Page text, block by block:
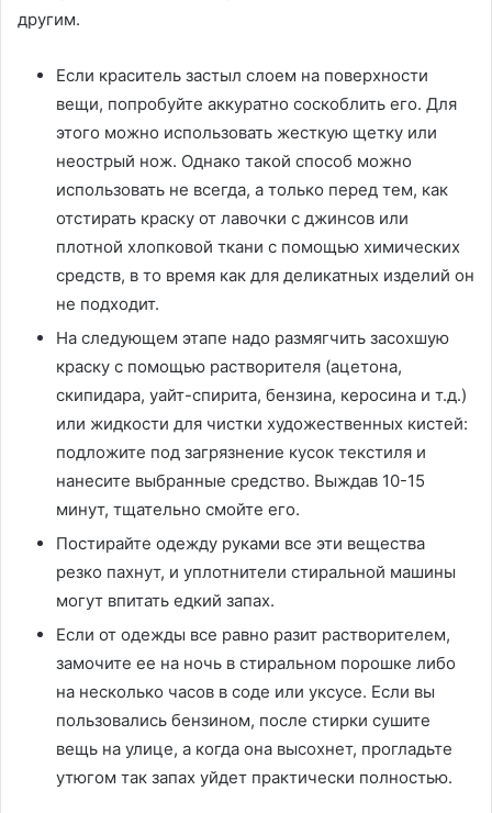
другим.
Если краситель застыл слоем на поверхности
вещи, попробуйте аккуратно соскоблить его. Для
этого можно использовать жесткую щетку или
неострый нож. Однако такой способ можно
использовать не всегда, а только перед тем, как
отстирать краску от лавочки с джинсов или
плотной хлопковой ткани с помощью химических
средств, в то время как для деликатных изделий он
не подходит.
На следующем этапе надо размягчить засохшую
краску с помощью растворителя (ацетона,
скипидара, уайт-спирита, бензина, керосина и т.д.)
или жидкости для чистки художественных кистей:
подложите под загрязнение кусок текстиля и
нанесите выбранные средство. Выждав 10-15
минут, тщательно смойте его.
Постирайте одежду руками все эти вещества
резко пахнут, и уплотнители стиральной машины
могут впитать едкий запах.
Если от одежды все равно разит растворителем,
замочите ее на ночь в стиральном порошке либо
на несколько часов в соде или уксусе. Если вы
пользовались бензином, после стирки сушите
вещь на улице, а когда она высохнет, прогладьте
утюгом так запах уйдет практически полностью.